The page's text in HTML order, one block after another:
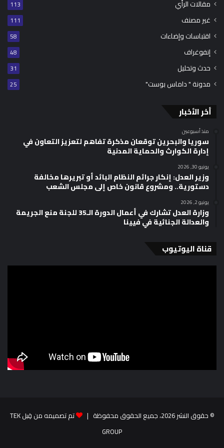
مقالات الرأي 113
غير مصنف 111
اقتباسات وإضاءات 58
إنفوغراف 48
حدث وتحليل 31
مدونة " داماس بوست" 25
أخر الأخبار
منذ أسبوعين
سوريا والبحرين توقعان مذكرة تفاهم لتعزيز التعاون في
إدارة الكوارث والحماية المدنية
يونيو 30, 2026
وزير العدل: إنكار جرائم النظام البائد أو تبريرها مخالفة
دستورية.. ومشروع قانون خاص إلى مجلس الشعب
يونيو 2, 2026
وزارة العدل تشارك في أعمال الدورة الـ35 للجنة منع الجريمة
والعدالة الجنائية في فيينا
قناة اليوتيوب
© حقوق النشر 2026، جميع الحقوق محفوظة |
تم تصميمه من قِبل TEK
GROUP